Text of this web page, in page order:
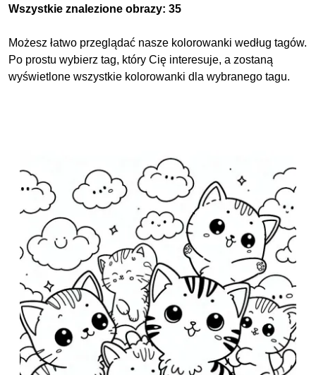
Wszystkie znalezione obrazy: 35
Możesz łatwo przeglądać nasze kolorowanki według tagów.
Po prostu wybierz tag, który Cię interesuje, a zostaną
wyświetlone wszystkie kolorowanki dla wybranego tagu.